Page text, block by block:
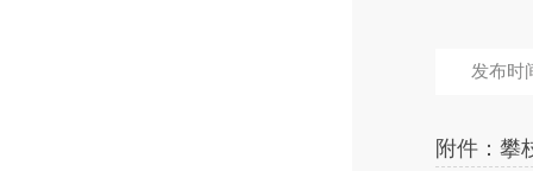
发布时
附件：攀